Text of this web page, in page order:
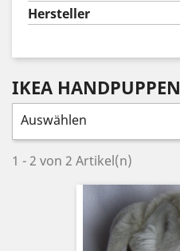
Hersteller
IKEA HANDPUPPEN
Auswählen
1 - 2 von 2 Artikel(n)